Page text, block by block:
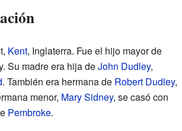
Kent, Inglaterra. Fue el hijo mayor de
Su madre era hija deJohn Dudley,
. También era hermana de Robert Dudley,
menor, Mary Sidney, se casó con
Pembroke.